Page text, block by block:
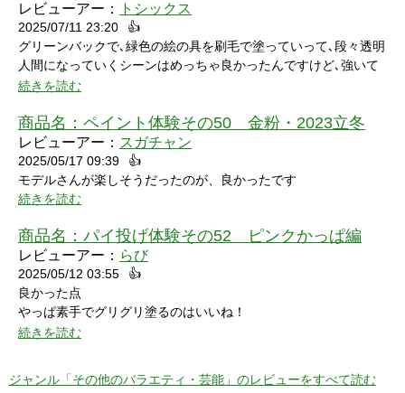
レビューアー： トシックス
2025/07/11 23:20
👍
グリーンバックで､緑色の絵の具を刷毛で塗っていって､段々透明
人間になっていくシーンはめっちゃ良かったんですけど､強いて
言うなら､上半身だけで無くて､全身も透明になる所も見てみたい
続きを読む
商品名： ペイント体験その50 金粉・2023立冬
レビューアー： スガチャン
2025/05/17 09:39
👍
モデルさんが楽しそうだったのが、良かったです
続きを読む
商品名： パイ投げ体験その52 ピンクかっぱ編
レビューアー： らび
2025/05/12 03:55
👍
良かった点
やっぱ素手でグリグリ塗るのはいいね！
特に21分の途中からとてもいい感じ！
続きを読む
ジャンル「その他のバラエティ・芸能」のレビューをすべて読む